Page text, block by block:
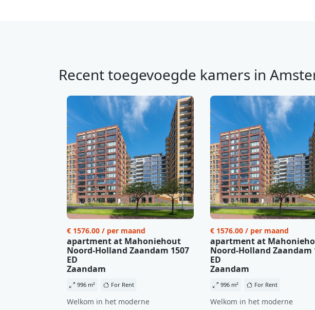
Recent toegevoegde kamers in
€ 1576.00 / per maand
apartment at Mahoniehout
Noord-Holland Zaandam 1507
ED
Zaandam
996 m² For Rent
Welkom in het moderne
€ 1576.00 / per maand
apartment at
Noord-Holland Zaandam
ED
Zaandam
996 m² For Rent
Welkom in het moderne